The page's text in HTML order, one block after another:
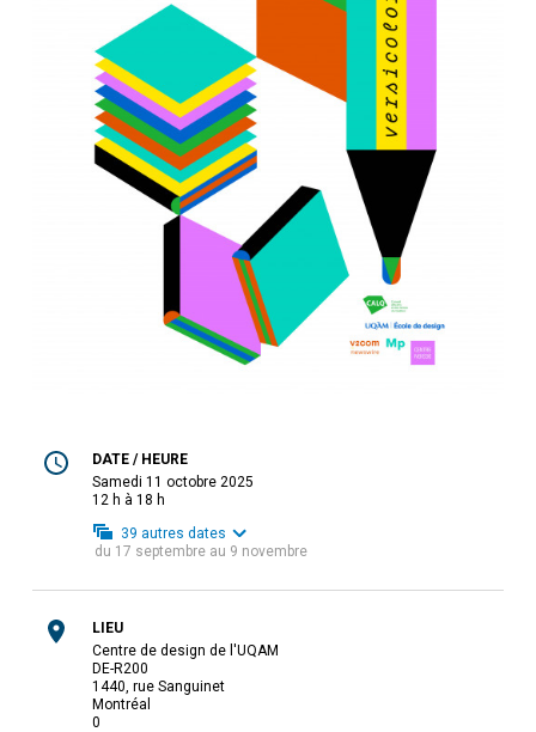
DATE / HEURE
samedi 11 octobre 2025
12 h à 18 h
39 autres dates
du 17 septembre au 9 novembre
LIEU
Centre de design de l'UQAM
DE-R200
1440, rue Sanguinet
Montréal
0